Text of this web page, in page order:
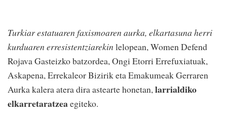
Turkiar estatuaren faxismoaren aurka, elkartasuna herri
kurduaren erresistentziarekin lelopean, Women Defend
Rojava Gasteizko batzordea, Ongi Etorri Errefuxiatuak,
Askapena, Errekaleor Bizirik eta Emakumeak Gerraren
Aurka kalera atera dira astearte honetan,larrialdiko
elkarretaratzeaegiteko.